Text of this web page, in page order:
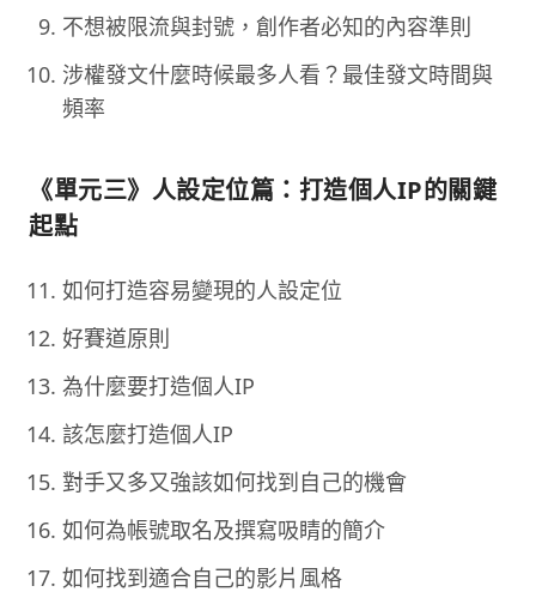
不想被限流與封號，創作者必知的內容準則
涉權發文什麼時候最多人看？最佳發文時間與
頻率
《單元三》人設定位篇：打造個人IP的關鍵
起點
如何打造容易變現的人設定位
好賽道原則
為什麼要打造個人IP
該怎麼打造個人IP
對手又多又強該如何找到自己的機會
如何為帳號取名及撰寫吸睛的簡介
如何找到適合自己的影片風格